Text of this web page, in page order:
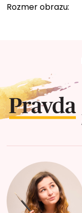
Rozmer obrazu:
t
i
e